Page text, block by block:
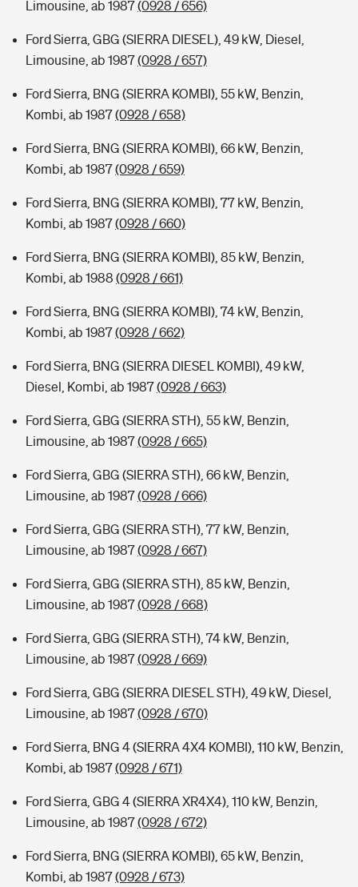
Limousine, ab 1987(0928 / 656)
Ford Sierra, GBG (SIERRA DIESEL), 49 kW, Diesel,
Limousine, ab 1987(0928 / 657)
Ford Sierra, BNG (SIERRA KOMBI), 55 kW, Benzin,
Kombi, ab 1987(0928 / 658)
Ford Sierra, BNG (SIERRA KOMBI), 66 kW, Benzin,
Kombi, ab 1987(0928 / 659)
Ford Sierra, BNG (SIERRA KOMBI), 77 kW, Benzin,
Kombi, ab 1987(0928 / 660)
Ford Sierra, BNG (SIERRA KOMBI), 85 kW, Benzin,
Kombi, ab 1988 (0928 / 661)
Ford Sierra, BNG (SIERRA KOMBI), 74 kW, Benzin,
Kombi, ab 1987(0928 / 662)
Ford Sierra, BNG (SIERRA DIESEL KOMBI), 49 kW,
Diesel, Kombi, ab 1987(0928 / 663)
Ford Sierra, GBG (SIERRA STH), 55 kW, Benzin,
Limousine, ab 1987(0928 / 665)
Ford Sierra, GBG (SIERRA STH), 66 kW, Benzin,
Limousine, ab 1987(0928 / 666)
Ford Sierra, GBG (SIERRA STH), 77 kW, Benzin,
Limousine, ab 1987(0928 / 667)
Ford Sierra, GBG (SIERRA STH), 85 kW, Benzin,
Limousine, ab 1987(0928 / 668)
Ford Sierra, GBG (SIERRA STH), 74 kW, Benzin,
Limousine, ab 1987(0928 / 669)
Ford Sierra, GBG (SIERRA DIESEL STH), 49 kW, Diesel,
Limousine, ab 1987(0928 / 670)
Ford Sierra, BNG 4 (SIERRA 4X4 KOMBI), 110 kW, Benzin,
Kombi, ab 1987(0928 / 671)
Ford Sierra, GBG 4 (SIERRA XR4X4), 110 kW, Benzin,
Limousine, ab 1987(0928 / 672)
Ford Sierra, BNG (SIERRA KOMBI), 65 kW, Benzin,
Kombi, ab 1987(0928 / 673)